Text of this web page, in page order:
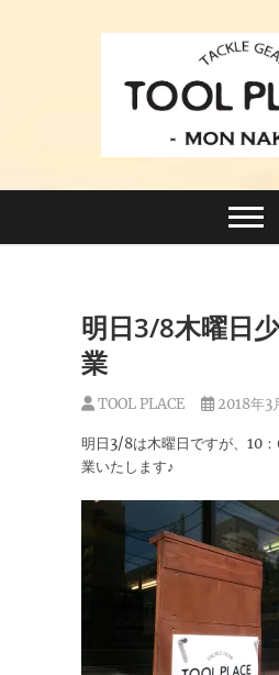
TOOL
ス」が門前仲町に
明日3/8木曜日
業
TOOL PLACE 2018年3
明日3/8は木曜日ですが、10
業いたします♪